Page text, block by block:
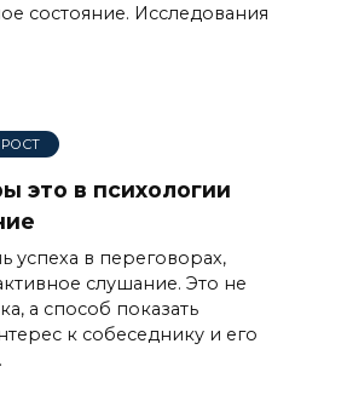
состояние. Исследования
это в психологии
успеха в переговорах,
слушание. Это не
а способ показать
к собеседнику и его